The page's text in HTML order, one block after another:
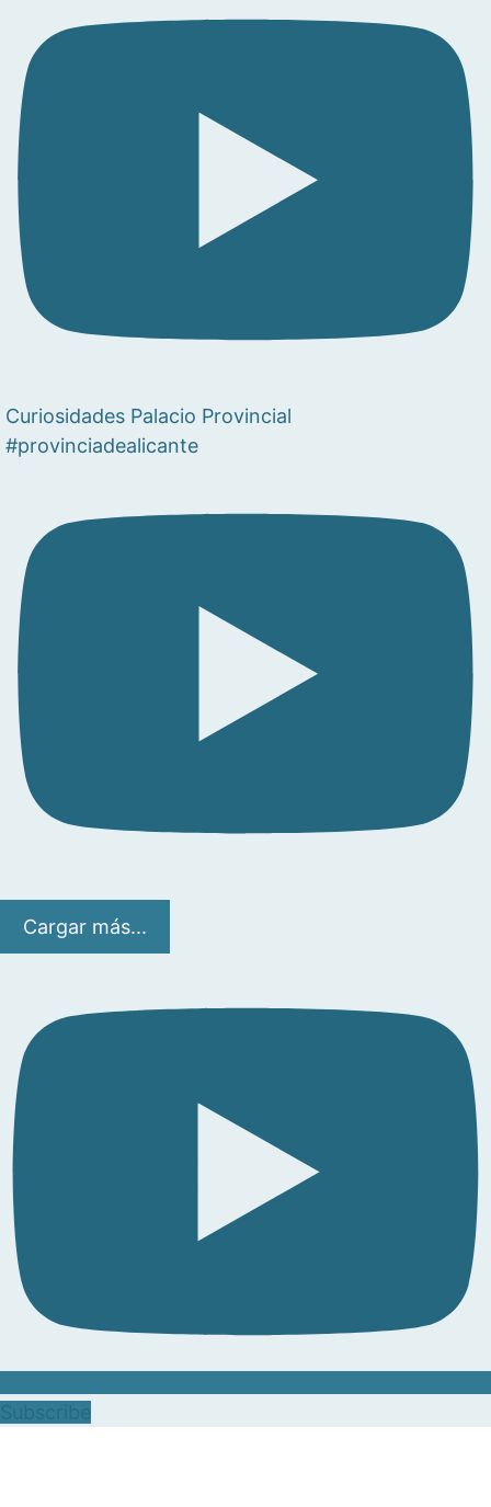
Curiosidades Palacio Provincial
#provinciadealicante
Cargar más...